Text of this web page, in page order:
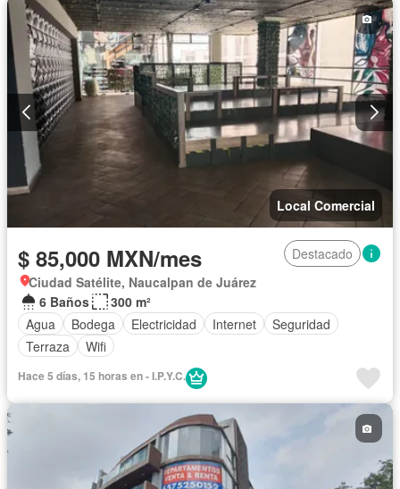
Local Comercial
$ 85,000 MXN/mes
Destacado
Ciudad Satélite, Naucalpan de Juárez
6 Baños
300 m²
Agua
Bodega Electricidad Internet
Seguridad
Terraza
Wifi
Hace 5 días, 15 horas en - I.P.Y.C.